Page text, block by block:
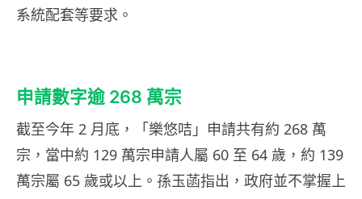
系統配套等要求。
申請數字逾 268 萬宗
截至今年 2 月底，「樂悠咭」申請共有約 268 萬
宗，當中約 129 萬宗申請人屬 60 至 64 歲，約 139
萬宗屬 65 歲或以上。孫玉菡指出，政府並不掌握上